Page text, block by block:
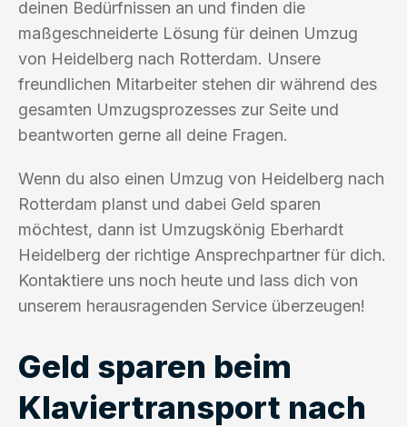
deinen Bedürfnissen an und finden die
maßgeschneiderte Lösung für deinen Umzug
von Heidelberg nach Rotterdam. Unsere
freundlichen Mitarbeiter stehen dir während des
gesamten Umzugsprozesses zur Seite und
beantworten gerne all deine Fragen.
Wenn du also einen Umzug von Heidelberg nach
Rotterdam planst und dabei Geld sparen
möchtest, dann ist Umzugskönig Eberhardt
Heidelberg der richtige Ansprechpartner für dich.
Kontaktiere uns noch heute und lass dich von
unserem herausragenden Service überzeugen!
Geld sparen beim
Klaviertransport nach